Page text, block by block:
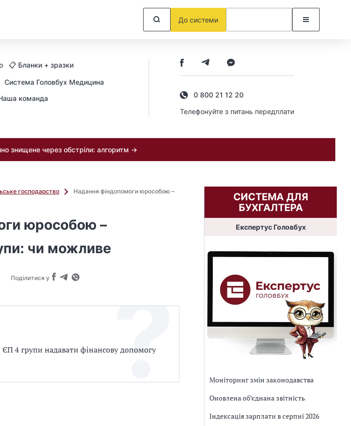
До системи
📋 Бланки + зразки
Система Головбух Медицина
команда
0 800 21 12 20
Телефонуйте з питань передплати
знищене через обстріли: алгоритм →
господарство
Надання фіндопомоги юрособою –
юрособою –
чи можливе
Поділитися у
4 групи надавати фінансову допомогу
СИСТЕМА ДЛЯ
БУХГАЛТЕРА
Експертус Головбух
Моніторинг змін законодавства
Оновлена об’єднана звітність
Індексація зарплати в серпні 2026